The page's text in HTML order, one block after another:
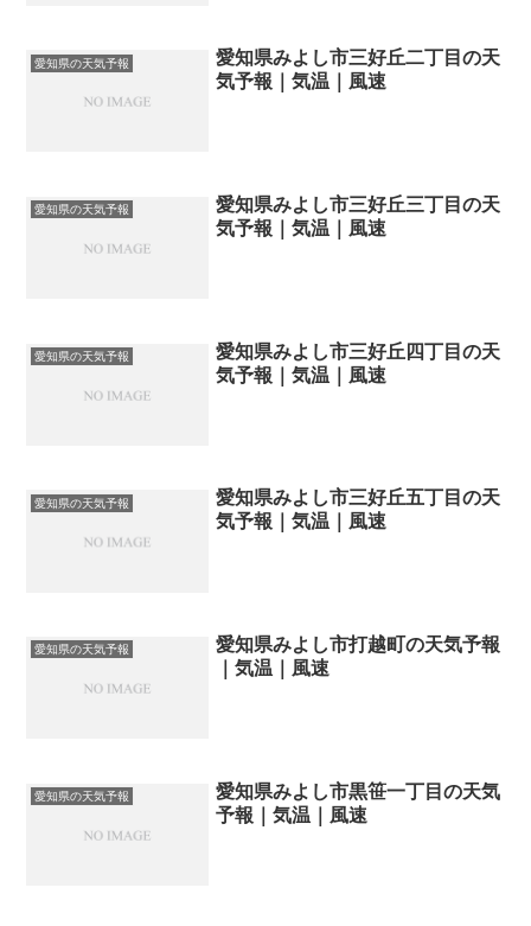
愛知県の天気予報
愛知県みよし市三好丘二丁目の天
気予報｜気温｜風速
愛知県の天気予報
愛知県みよし市三好丘三丁目の天
気予報｜気温｜風速
愛知県の天気予報
愛知県みよし市三好丘四丁目の天
気予報｜気温｜風速
愛知県の天気予報
愛知県みよし市三好丘五丁目の天
気予報｜気温｜風速
愛知県の天気予報
愛知県みよし市打越町の天気予報
｜気温｜風速
愛知県の天気予報
愛知県みよし市黒笹一丁目の天気
予報｜気温｜風速